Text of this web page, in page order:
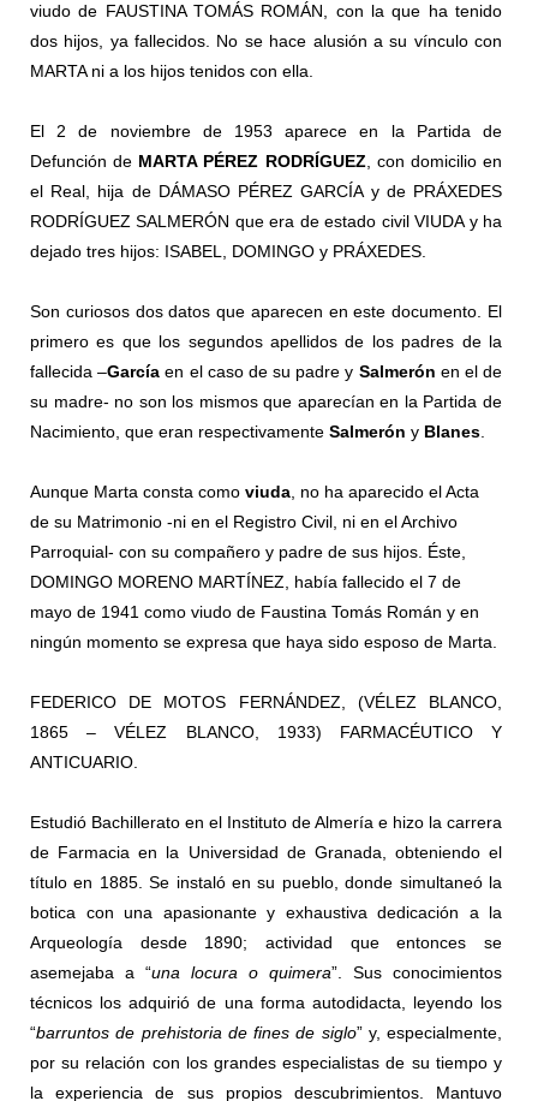
viudo de FAUSTINA TOMÁS ROMÁN, con la que ha tenido
dos hijos, ya fallecidos. No se hace alusión a su vínculo con
MARTA ni a los hijos tenidos con ella.
El 2 de noviembre de 1953 aparece en la Partida de
Defunción de MARTA PÉREZ RODRÍGUEZ , con domicilio en
el Real, hija de DÁMASO PÉREZ GARCÍA y de PRÁXEDES
RODRÍGUEZ SALMERÓN que era de estado civil VIUDA y ha
dejado tres hijos: ISABEL, DOMINGO y PRÁXEDES.
Son curiosos dos datos que aparecen en este documento. El
primero es que los segundos apellidos de los padres de la
fallecida –García en el caso de su padre y Salmerón en el de
su madre- no son los mismos que aparecían en la Partida de
Nacimiento, que eran respectivamente Salmerón y Blanes
Aunque Marta consta como viuda , no ha aparecido el Acta
de su Matrimonio -ni en el Registro Civil, ni en el Archivo
Parroquial- con su compañero y padre de sus hijos. Éste,
DOMINGO MORENO MARTÍNEZ, había fallecido el 7 de
mayo de 1941 como viudo de Faustina Tomás Román y en
ningún momento se expresa que haya sido esposo de Marta.
FEDERICO DE MOTOS FERNÁNDEZ, (VÉLEZ BLANCO,
1865 – VÉLEZ BLANCO, 1933) FARMACÉUTICO Y
ANTICUARIO.
Estudió Bachillerato en el Instituto de Almería e hizo la carrera
de Farmacia en la Universidad de Granada, obteniendo el
título en 1885. Se instaló en su pueblo, donde simultaneó la
botica con una apasionante y exhaustiva dedicación a la
Arqueología desde 1890; actividad que entonces se
asemejaba a “una locura o quimera”. Sus conocimientos
técnicos los adquirió de una forma autodidacta, leyendo los
“barruntos de prehistoria de fines de siglo” y, especialmente,
por su relación con los grandes especialistas de su tiempo y
la experiencia de sus propios descubrimientos. Mantuvo